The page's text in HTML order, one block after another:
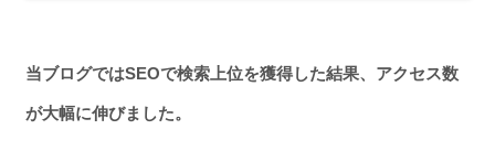
当ブログではSEOで検索上位を獲得した結果、アクセス数
が大幅に伸びました。